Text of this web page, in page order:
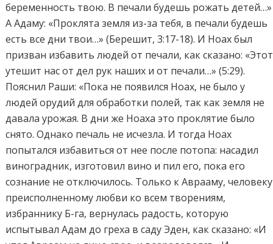
беременность твою. В печали будешь рожать детей…»
А Адаму: «Проклята земля из-за тебя, в печали будешь
есть все дни твои…» (Берешит, 3:17-18). И Ноах был
призван избавить людей от печали, как сказано: «Этот
утешит нас от дел рук наших и от печали…» (5:29).
Пояснил Раши: «Пока не появился Ноах, не было у
людей орудий для обработки полей, так как земля не
давала урожая. В дни же Ноаха это проклятие было
снято. Однако печаль не исчезла. И тогда Ноах
попытался избавиться от нее после потопа: насадил
виноградник, изготовил вино и пил его, пока его
сознание не отключилось. Только к Аврааму, человеку
преисполненному любви ко всем творениям,
избраннику Б-га, вернулась радость, которую
испытывал Адам до греха в саду Эден, как сказано: «И